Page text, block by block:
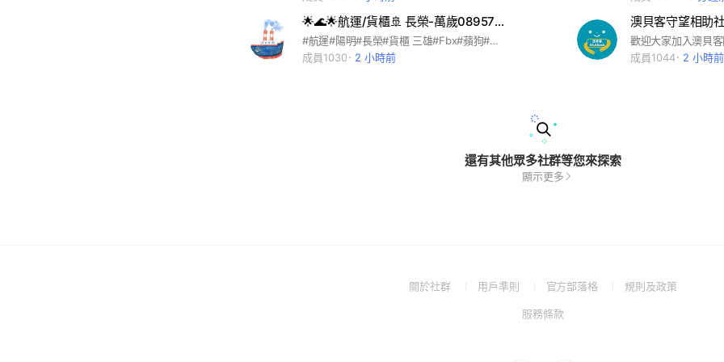
🌟🌊🌟航運/貨櫃🚢 長榮-萬歲08957等 🍎長榮500俱樂部
#航運#陽明#長榮#貨櫃 三雄#Fbx#蘋狗#00940#500#300#同學會
成員1030
2 小時前
澳貝客守望相助
成員1044
2 小時前
還有其他眾多社群等您來探索
顯示更多
關於社群
(Open用戶準則
(Open
a
官方部落格
(Open規則及政策(Open
服務條款(Open